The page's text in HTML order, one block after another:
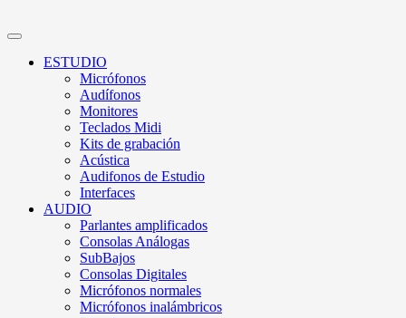
ESTUDIO
Micrófonos
Audífonos
Monitores
Teclados Midi
Kits de grabación
Acústica
Audifonos de Estudio
Interfaces
AUDIO
Parlantes amplificados
Consolas Análogas
SubBajos
Consolas Digitales
Micrófonos normales
Micrófonos inalámbricos